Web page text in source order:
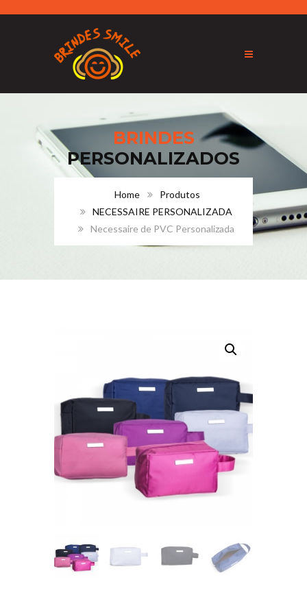
BRINDES
PERSONALIZADOS
Home
Produtos
NECESSAIRE PERSONALIZADA
Necessaire de PVC Personalizada